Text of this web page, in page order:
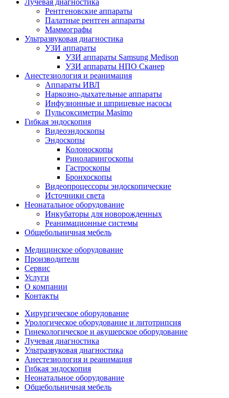
Лучевая диагностика
Рентгеновские аппараты
Палатные рентген аппараты
Маммографы
Ультразвуковая диагностика
УЗИ аппараты
УЗИ аппараты Samsung Medison
УЗИ аппараты НПО Сканер
Анестезиология и реанимация
Аппараты ИВЛ
Наркозно-дыхательные аппараты
Инфузионные и шприцевые насосы
Пульсоксиметры Masimo
Гибкая эндоскопия
Видеоэндоскопы
Эндоскопы
Колоноскопы
Риноларингоскопы
Гастроскопы
Бронхоскопы
Видеопроцессоры эндоскопические
Источники света
Неонатальное оборудование
Инкубаторы для новорожденных
Реанимационные системы
Общебольничная мебель
Медицинское оборудование
Производители
Сервис
Услуги
О компании
Контакты
Хирургическое оборудование
Урологическое оборудование и литотрипсия
Гинекологическое и акушерское оборудование
Лучевая диагностика
Ультразвуковая диагностика
Анестезиология и реанимация
Гибкая эндоскопия
Неонатальное оборудование
Общебольничная мебель